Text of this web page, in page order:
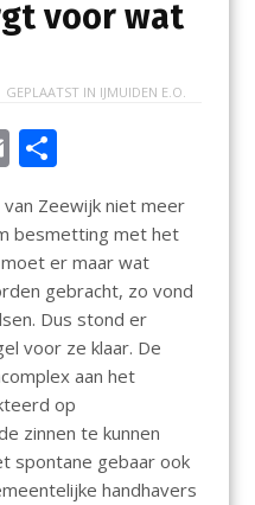
voor wat
GEPLAATST IN IJMUIDEN E.O.
E
ai
l
D
e
n
Zeewijk niet meer
besmetting met het
er maar wat
gebracht, zo vond
Dus stond er
voor ze klaar. De
aan het
op
zinnen te kunnen
spontane gebaar ook
handhavers